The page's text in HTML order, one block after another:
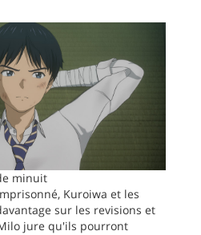
minuit
Kuroiwa et les
sur les revisions et
jure qu'ils pourront